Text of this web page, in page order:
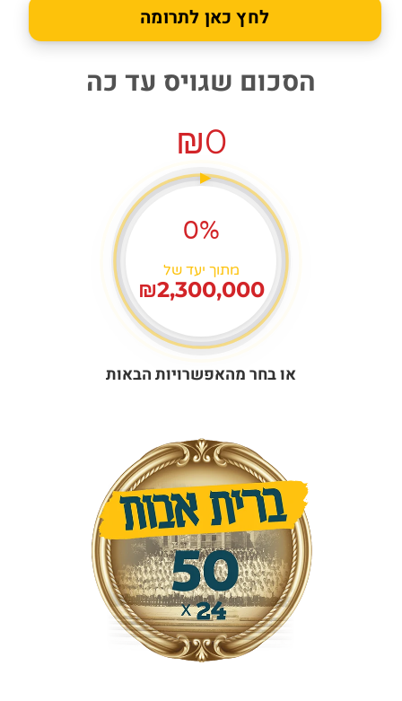
לחץ כאן לתרומה
הסכום שגויס עד כה
₪0
0%
מתוך יעד של
₪2,300,000
או בחר מהאפשרויות הבאות